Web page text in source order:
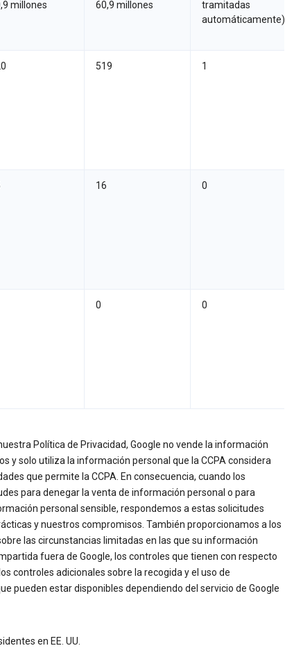
millones
60,9 millones
tramitadas
automáticamente)
519 1
16 0
0 0
Política de Privacidad, Google no vende la información
y solo utiliza la información personal que la CCPA considera
que permite la CCPA. En consecuencia, cuando los
para denegar la venta de información personal o para
personal sensible, respondemos a estas solicitudes
y nuestros compromisos. También proporcionamos a los
las circunstancias limitadas en las que su información
fuera de Google, los controles que tienen con respecto
controles adicionales sobre la recogida y el uso de
pueden estar disponibles dependiendo del servicio de Google
en EE. UU.